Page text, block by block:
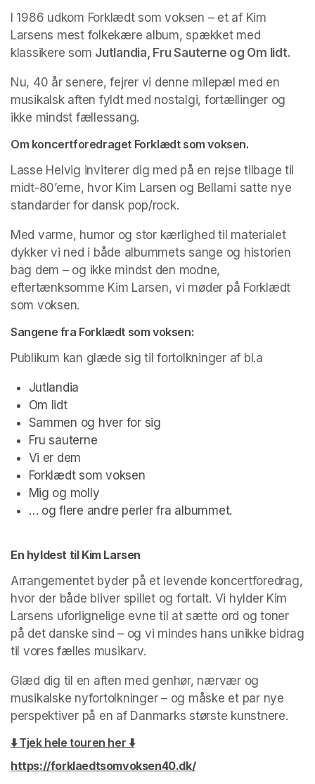
I 1986 udkom Forklædt som voksen – et af Kim
Larsens mest folkekære album, spækket med
klassikere som Jutlandia, Fru Sauterne og Om lidt.
Nu, 40 år senere, fejrer vi denne milepæl med en
musikalsk aften fyldt med nostalgi, fortællinger og
ikke mindst fællessang.
Om koncertforedraget Forklædt som voksen.
Lasse Helvig inviterer dig med på en rejse tilbage til
midt-80’erne, hvor Kim Larsen og Bellami satte nye
standarder for dansk pop/rock.
Med varme, humor og stor kærlighed til materialet
dykker vi ned i både albummets sange og historien
bag dem – og ikke mindst den modne,
eftertænksomme Kim Larsen, vi møder på Forklædt
som voksen.
Sangene fra Forklædt som voksen:
Publikum kan glæde sig til fortolkninger af bl.a
Jutlandia
Om lidt
Sammen og hver for sig
Fru sauterne
Vi er dem
Forklædt som voksen
Mig og molly
… og flere andre perler fra albummet.
En hyldest til Kim Larsen
Arrangementet byder på et levende koncertforedrag,
hvor der både bliver spillet og fortalt. Vi hylder Kim
Larsens uforlignelige evne til at sætte ord og toner
på det danske sind – og vi mindes hans unikke bidrag
til vores fælles musikarv.
Glæd dig til en aften med genhør, nærvær og
musikalske nyfortolkninger – og måske et par nye
perspektiver på en af Danmarks største kunstnere.
⬇️ Tjek hele touren her ⬇️(opens in a new tab)
https://forklaedtsomvoksen40.dk/(opens in a new tab)